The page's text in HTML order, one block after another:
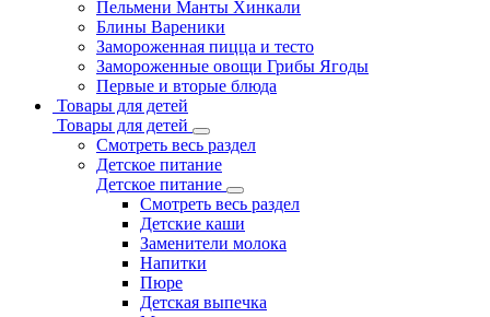
Пельмени Манты Хинкали
Блины Вареники
Замороженная пицца и тесто
Замороженные овощи Грибы Ягоды
Первые и вторые блюда
Товары для детей
Товары для детей
Смотреть весь раздел
Детское питание
Детское питание
Смотреть весь раздел
Детские каши
Заменители молока
Напитки
Пюре
Детская выпечка